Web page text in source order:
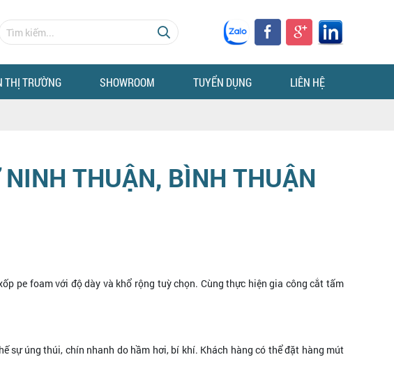
THỊ TRƯỜNG SHOWROOM TUYỂN DỤNG LIÊN HỆ
THUẬN, BÌNH THUẬN
pe foam với độ dày và khổ rộng tuỳ chọn. Cùng thực hiện gia công cắt tấm
sự úng thúi, chín nhanh do hầm hơi, bí khí. Khách hàng có thể đặt hàng mút